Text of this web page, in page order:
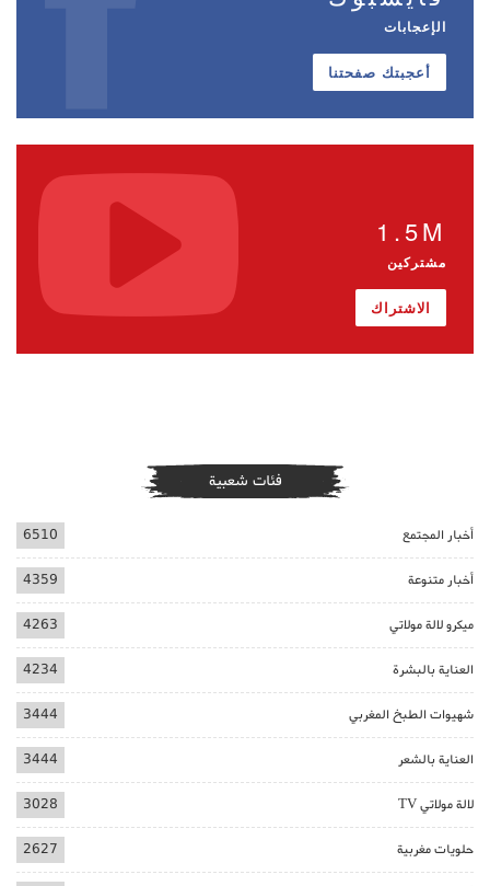
الإعجابات
أعجبتك صفحتنا
1.5M
مشتركين
الاشتراك
فئات شعبية
أخبار المجتمع 6510
أخبار متنوعة 4359
ميكرو لالة مولاتي 4263
العناية بالبشرة 4234
شهيوات الطبخ المغربي 3444
العناية بالشعر 3444
لالة مولاتي TV 3028
حلويات مغربية 2627